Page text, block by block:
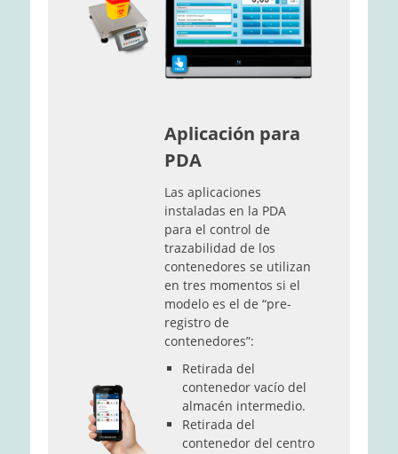
Aplicación para
PDA
Las aplicaciones
instaladas en la PDA
para el control de
trazabilidad de los
contenedores se utilizan
en tres momentos si el
modelo es el de “pre-
registro de
contenedores”:
Retirada del
contenedor vacío del
almacén intermedio.
Retirada del
contenedor del centro